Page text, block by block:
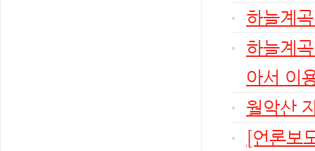
하늘계
하늘계
아서 이
월악산
[언론보